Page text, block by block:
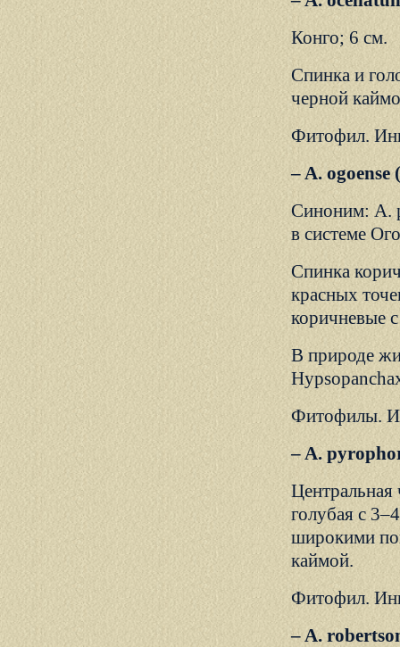
Конго; 6 см.
Спинка и
черной
Фитофил.
– A.
Синоним: A.
в системе
Спинка
красных
коричневые
В природе
Фитофилы.
– A.
Центральная
голубая с
широкими
каймой.
Фитофил.
– A.